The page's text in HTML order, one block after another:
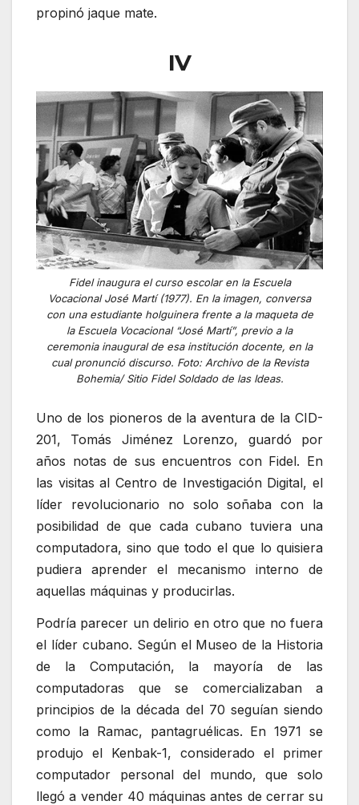
propinó jaque mate.
IV
Fidel inaugura el curso escolar en la Escuela
Vocacional José Martí (1977). En la imagen, conversa
con una estudiante holguinera frente a la maqueta de
la Escuela Vocacional “José Martí”, previo a la
ceremonia inaugural de esa institución docente, en la
cual pronunció discurso. Foto: Archivo de la Revista
Bohemia/ Sitio Fidel Soldado de las Ideas.
Uno de los pioneros de la aventura de la CID-
201, Tomás Jiménez Lorenzo, guardó por
años notas de sus encuentros con Fidel. En
las visitas al Centro de Investigación Digital, el
líder revolucionario no solo soñaba con la
posibilidad de que cada cubano tuviera una
computadora, sino que todo el que lo quisiera
pudiera aprender el mecanismo interno de
aquellas máquinas y producirlas.
Podría parecer un delirio en otro que no fuera
el líder cubano. Según el Museo de la Historia
de la Computación, la mayoría de las
computadoras que se comercializaban a
principios de la década del 70 seguían siendo
como la Ramac, pantagruélicas. En 1971 se
produjo el Kenbak-1, considerado el primer
computador personal del mundo, que solo
llegó a vender 40 máquinas antes de cerrar su